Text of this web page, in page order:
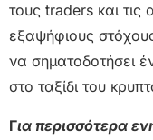
τους traders και τις
εξαψήφιους
να σηματοδοτήσει
στο ταξίδι του
Για περισσότερα